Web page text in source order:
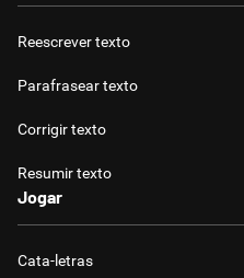
Reescrever texto
Parafrasear texto
Corrigir texto
Resumir texto
Jogar
Cata-letras